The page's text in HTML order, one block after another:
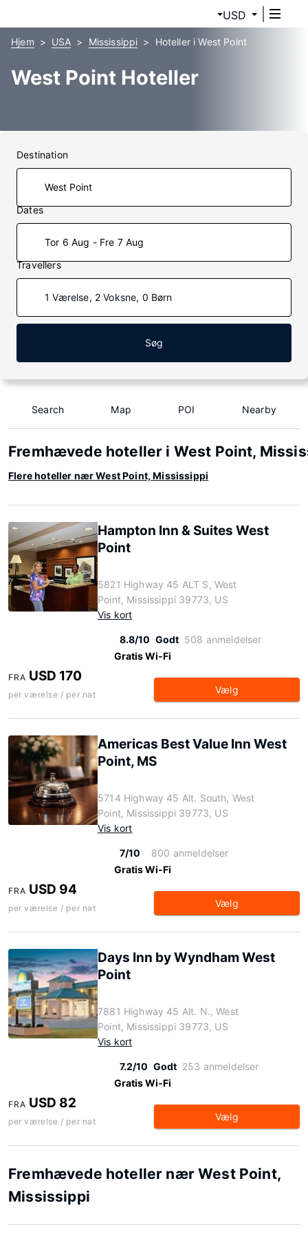
USD
Hjem USA Mississippi Hoteller i West Point
West Point Hoteller
Destination
Dates
Tor 6 Aug - Fre 7 Aug
Travellers
1 Værelse, 2 Voksne, 0 Børn
Søg
Search Map POI Nearby
Fremhævede hoteller i West Point,
Flere hoteller nær West Point, Mississippi
Hampton Inn & Suites West
Point
5821 Highway 45 ALT S, West
Point, Mississippi 39773, US
Vis kort
8.8/10 Godt 508 anmeldelser
Gratis Wi-Fi
FRA USD 170
per værelse / per nat Vælg
Americas Best Value Inn West
Point, MS
5714 Highway 45 Alt. South, West
Point, Mississippi 39773, US
Vis kort
7/10
800 anmeldelser
Gratis Wi-Fi
FRA USD 94
per værelse / per nat Vælg
Days Inn by Wyndham West
Point
7881 Highway 45 Alt. N., West
Point, Mississippi 39773, US
Vis kort
7.2/10 Godt 253 anmeldelser
Gratis Wi-Fi
FRA USD 82
per værelse / per nat Vælg
Fremhævede hoteller nær West Point,
Mississippi